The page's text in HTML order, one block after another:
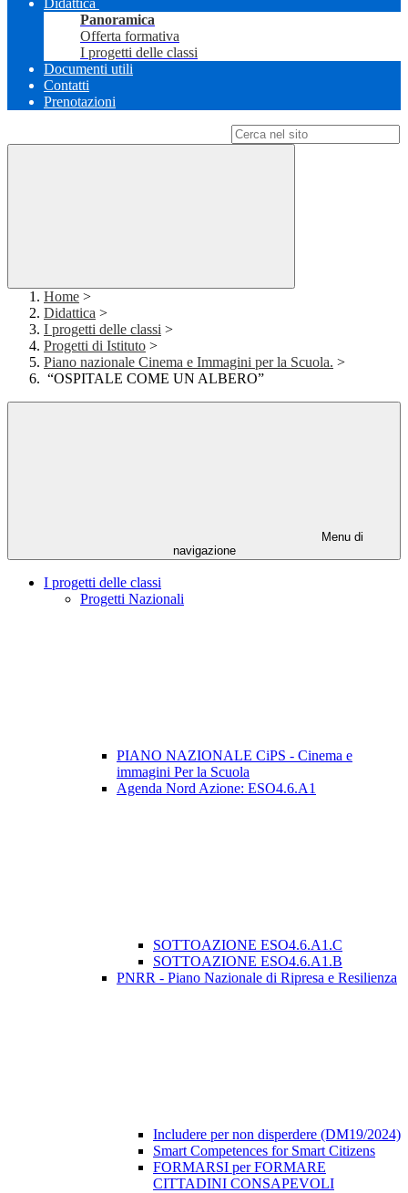
Didattica
Panoramica
Offerta formativa
I progetti delle classi
Documenti utili
Contatti
Prenotazioni
Home >
Didattica >
I progetti delle classi >
Progetti di Istituto >
Piano nazionale Cinema e Immagini per la Scuola. >
“OSPITALE COME UN ALBERO”
Menu di
navigazione
I progetti delle classi
Progetti Nazionali
PIANO NAZIONALE CiPS - Cinema e
immagini Per la Scuola
Agenda Nord Azione: ESO4.6.A1
SOTTOAZIONE ESO4.6.A1.C
SOTTOAZIONE ESO4.6.A1.B
PNRR - Piano Nazionale di Ripresa e Resilienza
Includere per non disperdere (DM19/2024)
Smart Competences for Smart Citizens
FORMARSI per FORMARE
CITTADINI CONSAPEVOLI